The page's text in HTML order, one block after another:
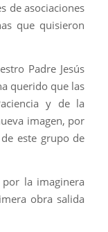
de asociaciones
que quisieron
Padre Jesús
querido que las
y de la
imagen, por
este grupo de
la imaginera
obra salida